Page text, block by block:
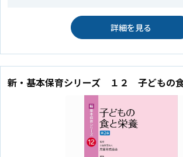
詳細を見る
新・基本保育シリーズ １２ 子どもの